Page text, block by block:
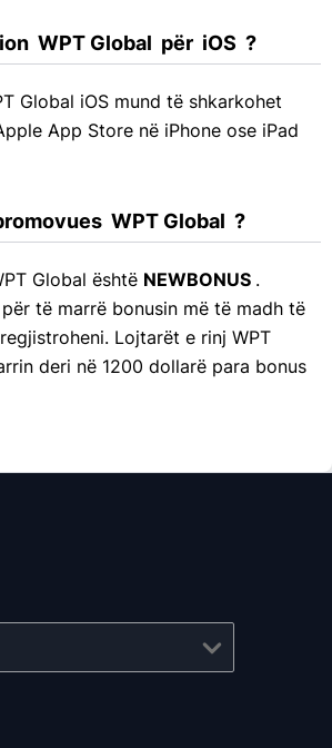
WPT Global  për  iOS  ?
Global iOS mund të shkarkohet
App Store në iPhone ose iPad
WPT Global  ?
Global është NEWBONUS .
të marrë bonusin më të madh të
Lojtarët e rinj WPT
deri në 1200 dollarë para bonus